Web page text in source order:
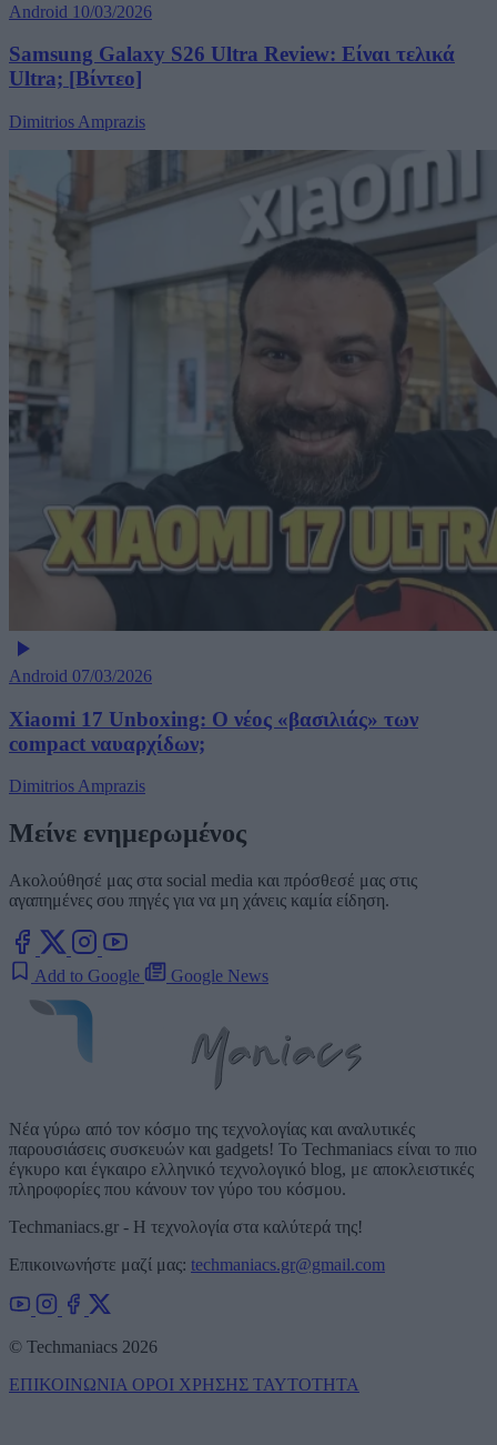
Android 10/03/2026
Samsung Galaxy S26 Ultra Review: Είναι τελικά
Ultra; [Βίντεο]
Dimitrios Amprazis
Android 07/03/2026
Xiaomi 17 Unboxing: Ο νέος «βασιλιάς» των
compact ναυαρχίδων;
Dimitrios Amprazis
Μείνε ενημερωμένος
Ακολούθησέ μας στα social media και πρόσθεσέ μας στις
αγαπημένες σου πηγές για να μη χάνεις καμία είδηση.
Add to Google Google News
Νέα γύρω από τον κόσμο της τεχνολογίας και αναλυτικές
παρουσιάσεις συσκευών και gadgets! Το Techmaniacs είναι το πιο
έγκυρο και έγκαιρο ελληνικό τεχνολογικό blog, με αποκλειστικές
πληροφορίες που κάνουν τον γύρο του κόσμου.
Techmaniacs.gr - Η τεχνολογία στα καλύτερά της!
Επικοινωνήστε μαζί μας: techmaniacs.gr@gmail.com
© Techmaniacs 2026
ΕΠΙΚΟΙΝΩΝΙΑ ΟΡΟΙ ΧΡΗΣΗΣ ΤΑΥΤΟΤΗΤΑ